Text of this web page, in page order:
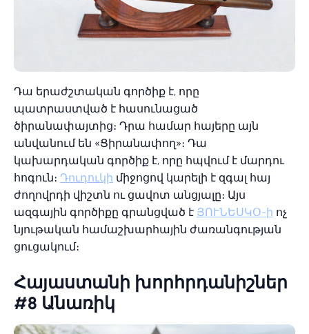
Դա երաժշտական գործիք է, որը
պատրաստված է հասունացած
ծիրանափայտից։ Դրա համար հայերը այն
անվանում են «Ցիրանափող»։ Դա
կախարդական գործիք է, որը հպվում է մարդու
հոգուն։ Դուդուկի միջոցով կարելի է զգալ հայ
ժողովրդի վիշտն ու ցավոտ անցյալը։ Այս
ազգային գործիքը գրանցված է ՅՈՒՆԵՍԿՕ-ի ոչ
նյութական համաշխարհային ժառանգության
ցուցակում։
Հայաստանի խորհրդանիշներ
#8 Անառիկ